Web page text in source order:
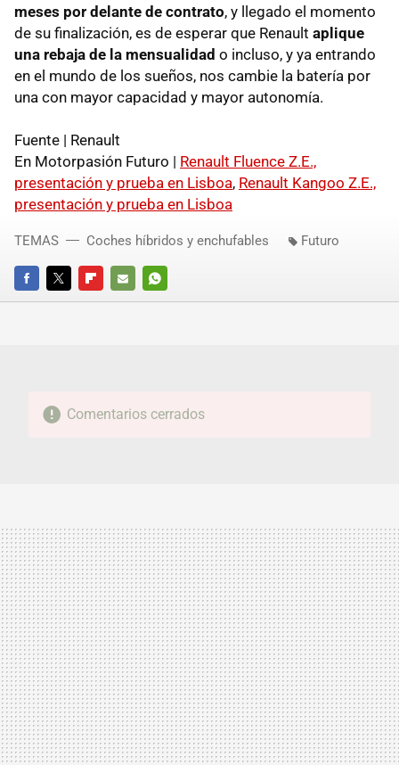
meses por delante de contrato, y llegado el momento
de su finalización, es de esperar que Renault aplique
una rebaja de la mensualidad o incluso, y ya entrando
en el mundo de los sueños, nos cambie la batería por
una con mayor capacidad y mayor autonomía.
Fuente | Renault
En Motorpasión Futuro | Renault Fluence Z.E.,
presentación y prueba en Lisboa, Renault Kangoo Z.E.,
presentación y prueba en Lisboa
FACEBOOKTWITTERFLIPBOARD
E-
WHATSAPP
TEMAS Coches híbridos y enchufables Futuro
Comentarios cerrados